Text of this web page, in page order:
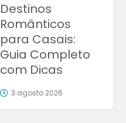
Destinos
Românticos
para Casais:
Guia Completo
com Dicas
3 agosto 2026